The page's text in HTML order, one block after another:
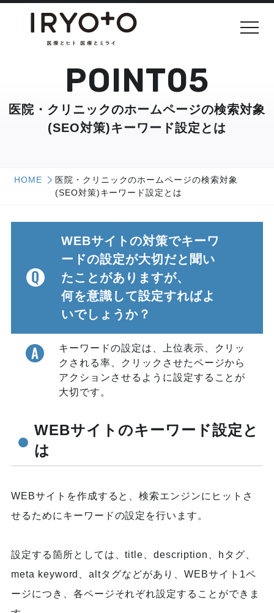
POINT05
医院・クリニックのホームページの検索対象
(SEO対策)キーワード設定とは
HOME
医院・クリニックのホームページの検索対象
(SEO対策)キーワード設定とは
WEBサイトの対策でキーワ
ードの設定が大切だと聞い
たことがありますが、
何を意識して設定すればよ
いでしょうか？
キーワードの設定は、上位表示、クリッ
クされる率、クリックさせたページから
アクションさせるように設定することが
大切です。
WEBサイトのキーワード設定と
は
WEBサイトを作成すると、検索エンジンにヒットさ
せるためにキーワードの設定を行います。
設定する箇所としては、title、description、hタグ、
meta keyword、altタグなどがあり、WEBサイト1ペ
ージにつき、各ページそれぞれ設定することができま